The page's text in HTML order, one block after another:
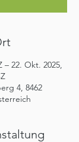
– 22. Okt. 2025,
4, 8462